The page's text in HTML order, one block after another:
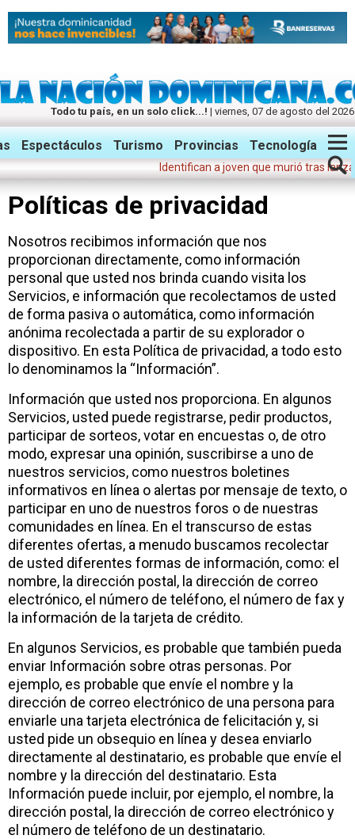
Todo tu país, en un solo click...! | viernes, 07 de agosto del 2026
Twitter Facebook Instagram
Espectáculos Turismo Provincias Tecnología
Identifican a joven que murió tras lanzarse
Políticas de privacidad
Nosotros recibimos información que nos
proporcionan directamente, como información
personal que usted nos brinda cuando visita los
Servicios, e información que recolectamos de usted
de forma pasiva o automática, como información
anónima recolectada a partir de su explorador o
dispositivo. En esta Política de privacidad, a todo esto
lo denominamos la “Información”.
Información que usted nos proporciona. En algunos
Servicios, usted puede registrarse, pedir productos,
participar de sorteos, votar en encuestas o, de otro
modo, expresar una opinión, suscribirse a uno de
nuestros servicios, como nuestros boletines
informativos en línea o alertas por mensaje de texto, o
participar en uno de nuestros foros o de nuestras
comunidades en línea. En el transcurso de estas
diferentes ofertas, a menudo buscamos recolectar
de usted diferentes formas de información, como: el
nombre, la dirección postal, la dirección de correo
electrónico, el número de teléfono, el número de fax y
la información de la tarjeta de crédito.
En algunos Servicios, es probable que también pueda
enviar Información sobre otras personas. Por
ejemplo, es probable que envíe el nombre y la
dirección de correo electrónico de una persona para
enviarle una tarjeta electrónica de felicitación y, si
usted pide un obsequio en línea y desea enviarlo
directamente al destinatario, es probable que envíe el
nombre y la dirección del destinatario. Esta
Información puede incluir, por ejemplo, el nombre, la
dirección postal, la dirección de correo electrónico y
el número de teléfono de un destinatario.